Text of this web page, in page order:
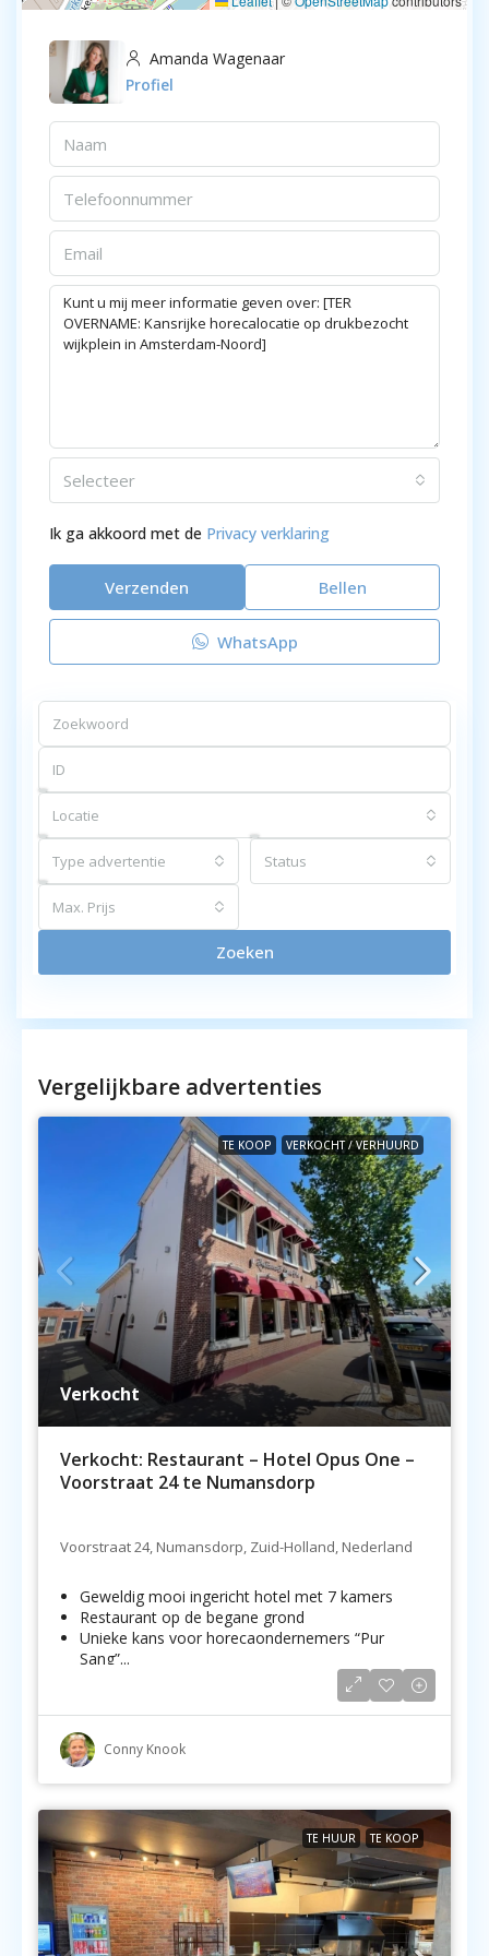
Amanda Wagenaar
Profiel
Selecteer
Ik ga akkoord met de Privacy verklaring
Verzenden Bellen
WhatsApp
Locatie
Type advertentie Status
Max. Prijs
Zoeken
Vergelijkbare advertenties
TE KOOP VERKOCHT / VERHUURD
Verkocht
Verkocht: Restaurant – Hotel Opus One –
Voorstraat 24 te Numansdorp
Voorstraat 24, Numansdorp, Zuid-Holland, Nederland
Geweldig mooi ingericht hotel met 7 kamers
Restaurant op de begane grond
Unieke kans voor horecaondernemers “Pur
Sang”...
Conny Knook
TE HUUR TE KOOP